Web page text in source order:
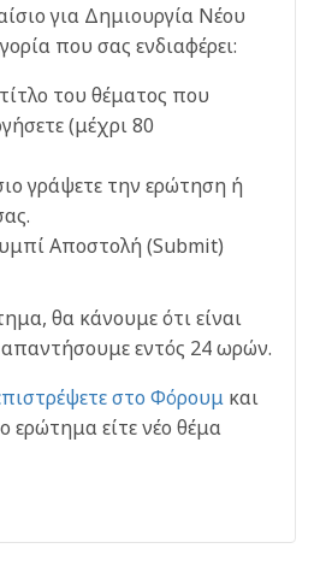
για Δημιουργία Νέου
που σας ενδιαφέρει:
του θέματος που
(μέχρι 80
γράψετε την ερώτηση ή
Αποστολή (Submit)
θα κάνουμε ότι είναι
εντός 24 ωρών.
στο Φόρουμ και
ερώτημα είτε νέο θέμα